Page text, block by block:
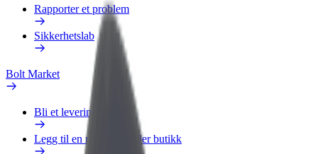
Rapporter et problem
Sikkerhetslab
Bolt Market
Bli et leveringsbud
Legg til en restaurant eller butikk